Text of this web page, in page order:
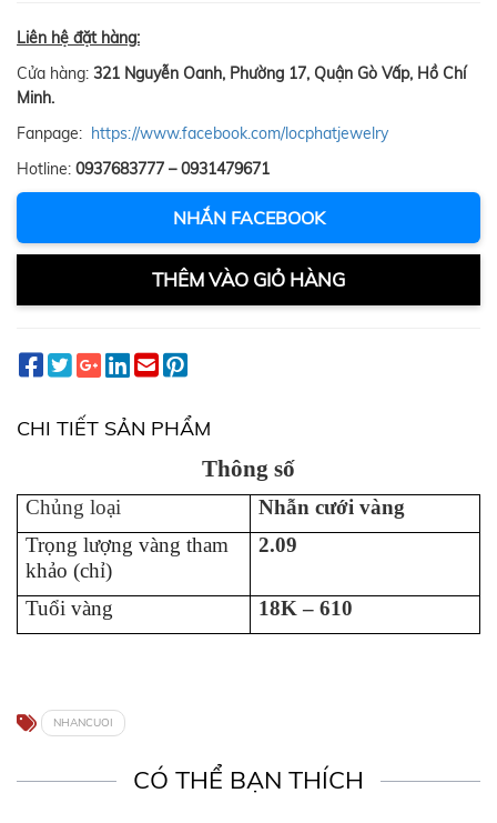
Liên hệ đặt hàng:
Cửa hàng: 321 Nguyễn Oanh, Phường 17, Quận Gò Vấp, Hồ Chí
Minh.
Fanpage: https://www.facebook.com/locphatjewelry
Hotline: 0937683777 – 0931479671
NHẮN FACEBOOK
THÊM VÀO GIỎ HÀNG
CHI TIẾT SẢN PHẨM
Thông số
Chủng loại
Nhẫn cưới vàng
Trọng lượng vàng tham
khảo (chỉ)
2.09
Tuổi vàng 18K – 610
NHANCUOI
CÓ THỂ BẠN THÍCH